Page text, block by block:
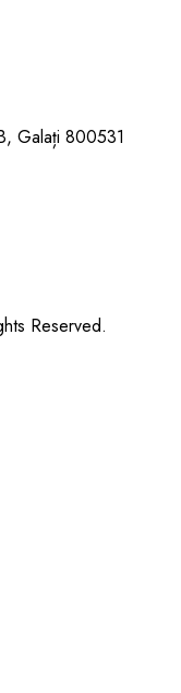
Galați 800531
Reserved.